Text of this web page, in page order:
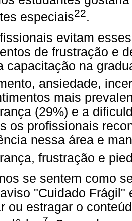
especiais22.
evitam
de frustração e
capacitação na
ansiedade,
mais
(29%) e a
os profissionais
nessa área e
frustração e
se sentem como
"Cuidado
ou estragar o